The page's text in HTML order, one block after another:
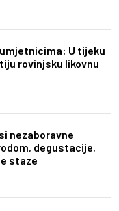
U tijeku
rovinjsku likovnu
nezaboravne
degustacije,
staze